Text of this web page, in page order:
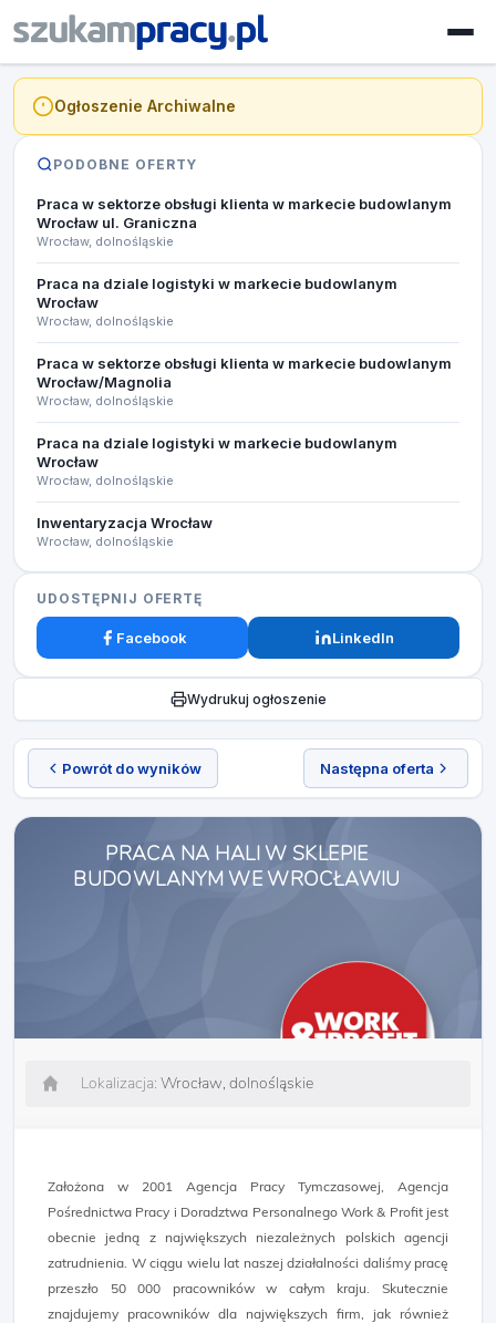
Powrót do wyników Następna oferta
PRACA NA HALI W SKLEPIE
BUDOWLANYM WE WROCŁAWIU
Lokalizacja: Wrocław, dolnośląskie
Założona w 2001 Agencja Pracy Tymczasowej, Agencja
Pośrednictwa Pracy i Doradztwa Personalnego Work & Profit jest
obecnie jedną z największych niezależnych polskich agencji
zatrudnienia. W ciągu wielu lat naszej działalności daliśmy pracę
przeszło 50 000 pracowników w całym kraju. Skutecznie
znajdujemy pracowników dla największych firm, jak również
Ogłoszenie Archiwalne
PODOBNE OFERTY
Praca w sektorze obsługi klienta w markecie budowlanym
Wrocław ul. Graniczna
Wrocław, dolnośląskie
Praca na dziale logistyki w markecie budowlanym
Wrocław
Wrocław, dolnośląskie
Praca w sektorze obsługi klienta w markecie budowlanym
Wrocław/Magnolia
Wrocław, dolnośląskie
Praca na dziale logistyki w markecie budowlanym
Wrocław
Wrocław, dolnośląskie
Inwentaryzacja Wrocław
Wrocław, dolnośląskie
UDOSTĘPNIJ OFERTĘ
Facebook LinkedIn
Wydrukuj ogłoszenie